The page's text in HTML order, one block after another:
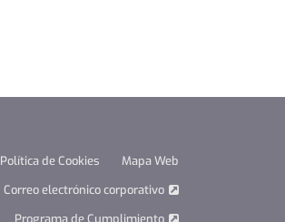
Política de Cookies
Mapa Web
Correo electrónico corporativo
Programa de Cumplimiento